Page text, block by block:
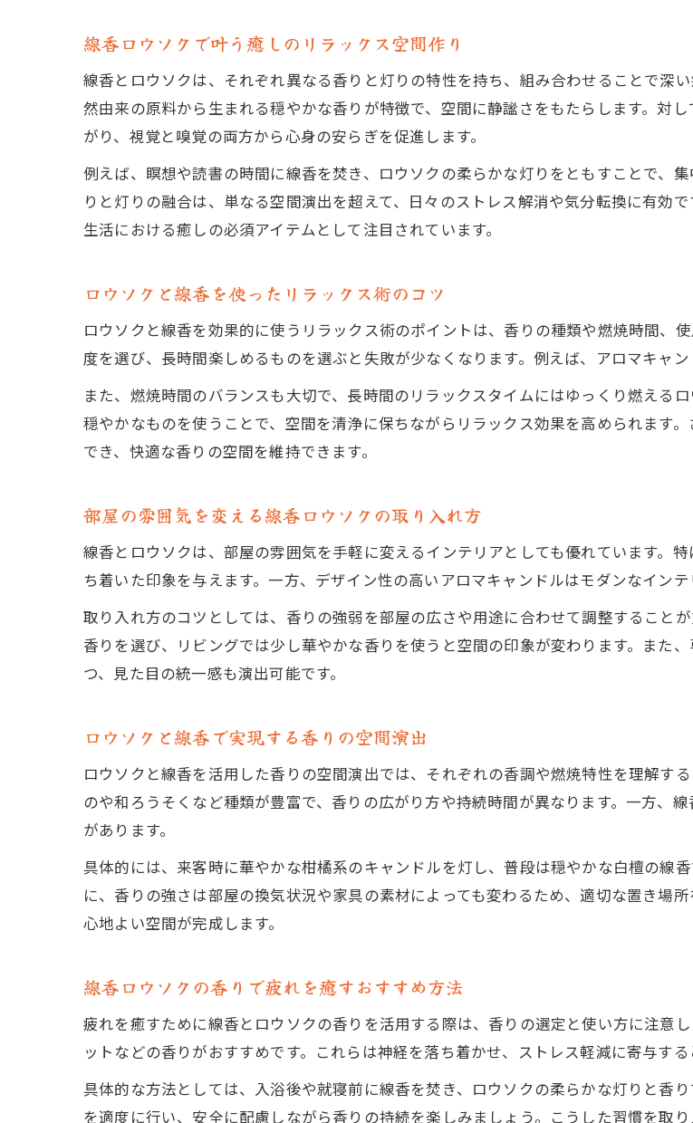
線香ロウソクで叶う癒しのリラックス空間作り
線香とロウソクは、それぞれ異なる香りと灯りの特性を持ち、組み合わせることで深
然由来の原料から生まれる穏やかな香りが特徴で、空間に静謐さをもたらします。対
がり、視覚と嗅覚の両方から心身の安らぎを促進します。
例えば、瞑想や読書の時間に線香を焚き、ロウソクの柔らかな灯りをともすことで、
りと灯りの融合は、単なる空間演出を超えて、日々のストレス解消や気分転換に有効
生活における癒しの必須アイテムとして注目されています。
ロウソクと線香を使ったリラックス術のコツ
ロウソクと線香を効果的に使うリラックス術のポイントは、香りの種類や燃焼時間、
度を選び、長時間楽しめるものを選ぶと失敗が少なくなります。例えば、アロマキャ
また、燃焼時間のバランスも大切で、長時間のリラックスタイムにはゆっくり燃える
穏やかなものを使うことで、空間を清浄に保ちながらリラックス効果を高められます
でき、快適な香りの空間を維持できます。
部屋の雰囲気を変える線香ロウソクの取り入れ方
線香とロウソクは、部屋の雰囲気を手軽に変えるインテリアとしても優れています。
ち着いた印象を与えます。一方、デザイン性の高いアロマキャンドルはモダンなイン
取り入れ方のコツとしては、香りの強弱を部屋の広さや用途に合わせて調整すること
香りを選び、リビングでは少し華やかな香りを使うと空間の印象が変わります。また
つ、見た目の統一感も演出可能です。
ロウソクと線香で実現する香りの空間演出
ロウソクと線香を活用した香りの空間演出では、それぞれの香調や燃焼特性を理解す
のや和ろうそくなど種類が豊富で、香りの広がり方や持続時間が異なります。一方、
があります。
具体的には、来客時に華やかな柑橘系のキャンドルを灯し、普段は穏やかな白檀の線
に、香りの強さは部屋の換気状況や家具の素材によっても変わるため、適切な置き場
心地よい空間が完成します。
線香ロウソクの香りで疲れを癒すおすすめ方法
疲れを癒すために線香とロウソクの香りを活用する際は、香りの選定と使い方に注意
ットなどの香りがおすすめです。これらは神経を落ち着かせ、ストレス軽減に寄与する
具体的な方法としては、入浴後や就寝前に線香を焚き、ロウソクの柔らかな灯りと香
を適度に行い、安全に配慮しながら香りの持続を楽しみましょう。こうした習慣を取